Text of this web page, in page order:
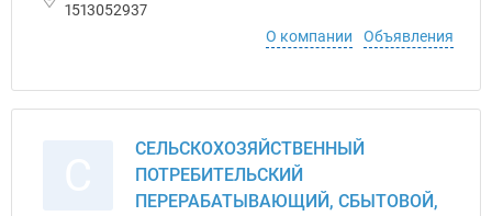
1513052937
О компании
Объявления
СЕЛЬСКОХОЗЯЙСТВЕННЫЙ
ПОТРЕБИТЕЛЬСКИЙ
ПЕРЕРАБАТЫВАЮЩИЙ, СБЫТОВОЙ,